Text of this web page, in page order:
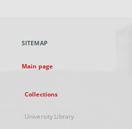
new
SITEMAP
Main page
Collections
University Library